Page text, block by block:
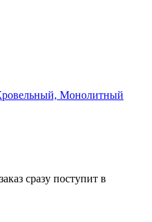
Монолитный
сразу поступит в